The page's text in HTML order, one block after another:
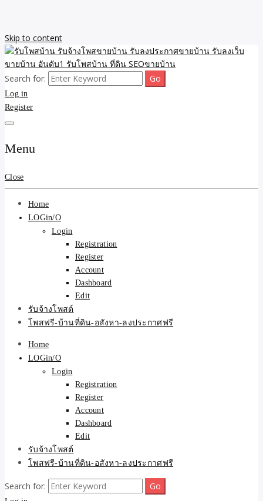
Skip to content
รับโพสบ้าน รับจ้างโพสขาย
บ้าน รับลงประกาศขายบ้าน
รับลงเว็บขายบ้าน อันดับ1
รับโพสบ้าน ที่ดิน SEOขาย
บ้าน
รับจ้างโพสขายบ้าน รับลงเว็บขายบ้าน รับโพสบ้าน รับลงประกาศขาย
บ้าน โพสบ้าน ขายที่ดิน SEO อสังหา ราคาถูก รับลงขายบ้าน
Search for:
Log in
Register
Menu
Close
Home
LOGin/O
Login
Registration
Register
Account
Dashboard
Edit
รับจ้างโพสต์
โพสฟรี-บ้านที่ดิน-อสังหา-ลงประกาศฟรี
Home
LOGin/O
Login
Registration
Register
Account
Dashboard
Edit
รับจ้างโพสต์
โพสฟรี-บ้านที่ดิน-อสังหา-ลงประกาศฟรี
Search for: